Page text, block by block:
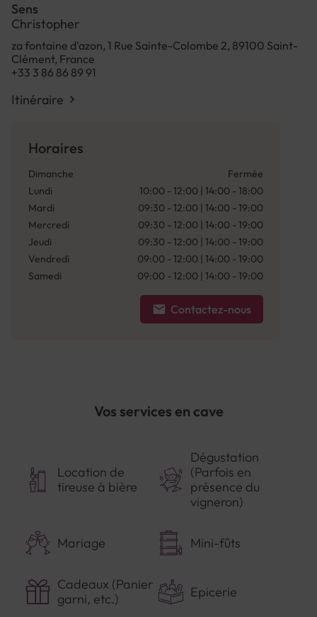
Sens
Christopher
za fontaine d'azon, 1 Rue Sainte-Colombe 2, 89100 Saint-
Clément, France
+33 3 86 86 89 91
Itinéraire
Horaires
Dimanche
Fermée
Lundi
10:00 - 12:00 | 14:00 - 18:00
Mardi
09:30 - 12:00 | 14:00 - 19:00
Mercredi
09:30 - 12:00 | 14:00 - 19:00
Jeudi
09:30 - 12:00 | 14:00 - 19:00
Vendredi
09:00 - 12:00 | 14:00 - 19:00
Samedi
09:00 - 12:00 | 14:00 - 19:00
Contactez-nous
Vos services en cave
Location de
tireuse à bière
Dégustation
(Parfois en
présence du
vigneron)
Mariage Mini-fûts
Cadeaux (Panier
garni, etc.)
Epicerie